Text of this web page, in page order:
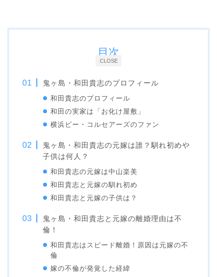
CLOSE
目次
鬼ヶ島・和田貴志のプロフィール
和田貴志のプロフィール
和田の実家は「お化け屋敷」
横浜ビー・コルセアーズのファン
鬼ヶ島・和田貴志の元嫁は誰？馴れ初めや
子供は何人？
和田貴志の元嫁は中山楽美
和田貴志と元嫁の馴れ初め
和田貴志と元嫁の子供は？
鬼ヶ島・和田貴志と元嫁の離婚理由は不
倫！
和田貴志はスピード離婚！原因は元嫁の不
倫
嫁の不倫が発覚した経緯